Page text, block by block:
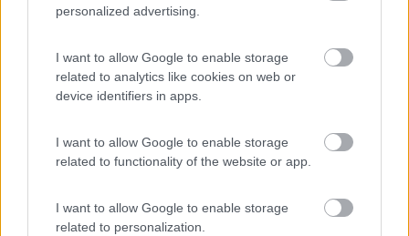
personalized advertising.
I want to allow Google to enable storage
related to analytics like cookies on web or
device identifiers in apps.
I want to allow Google to enable storage
related to functionality of the website or app.
I want to allow Google to enable storage
related to personalization.
Village Camping Park Shadak
Campeggio